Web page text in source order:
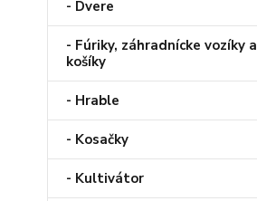
- Dvere
- Fúriky, záhradnícke vozíky a
košíky
- Hrable
- Kosačky
- Kultivátor